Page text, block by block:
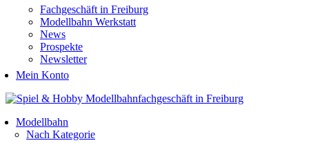
Fachgeschäft in Freiburg
Modellbahn Werkstatt
News
Prospekte
Newsletter
Mein Konto
Modellbahn
Nach Kategorie